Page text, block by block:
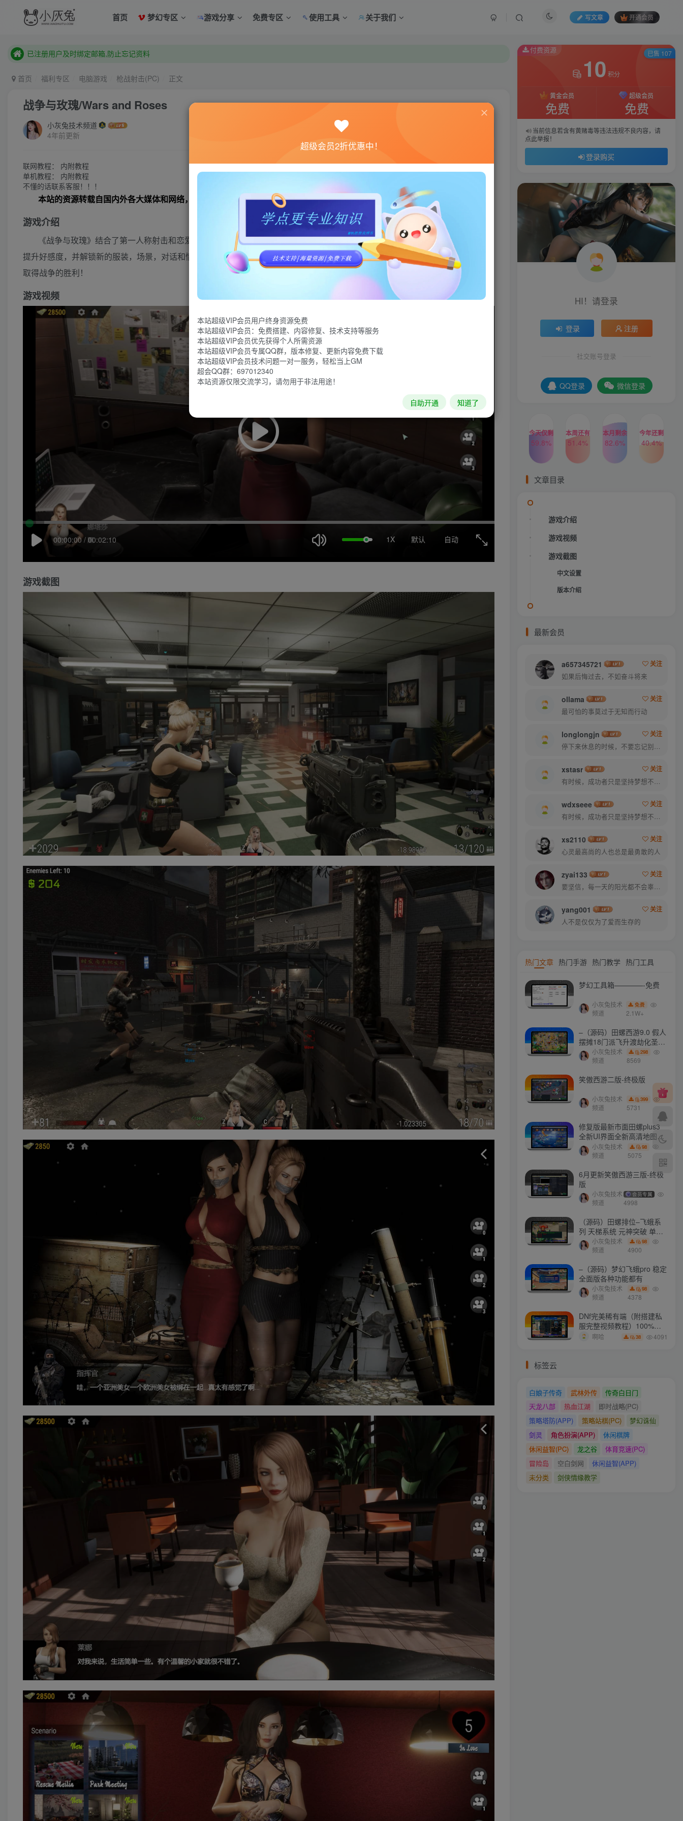
首页 梦幻专区 游戏分享 免费专区 使用工具 关于我们 写文章 开通会员
本站已开启QQ微信快速登录 ,拥有本站会员用户及时请问个人中心绑定！
本站已开启QQ微信快速登录 ,拥有本站会员用户及时请问个人中心绑定！
首页 福利专区 电脑游戏 枪战射击(PC) 正文
战争与玫瑰/Wars and Roses
小灰兔技术频道
4年前更新
联网教程： 内附教程
单机教程： 内附教程
不懂的话联系客服！！！
本站的资源转载自国内外各大媒体和网络，仅供试玩体验。如果您喜欢该游戏内容，请支持正版 →→→正版购买
游戏介绍
《战争与玫瑰》结合了第一人称射击和恋爱模拟。游戏中与你并肩作战的是一群美丽性感的女特种兵。你可以通过和她们约会来
提升好感度，并解锁新的服装，场景，对话和情节。每个女兵都有自己的喜好，性格和故事等着你去发掘！征服她们的心并带领她们
取得战争的胜利！
游戏视频
自动
1X 默认
00:00:00 / 00:02:10
游戏截图
付费资源
10 积分
黄金会员
免费
超级会员
免费
当前信息若含有黄赌毒等违法违规不良内容，请
点此举报！
登录购买
已售 107
HI！请登录
登录 注册
社交账号登录
QQ登录 微信登录
今天仅剩
59.8%
本周还有
51.4%
本月剩余
82.6%
今年还剩
40.4%
文章目录
游戏介绍
游戏视频
游戏截图
中文设置
版本介绍
最新会员
a657345721
关注
如果后悔过去，不如奋斗将来
ollama
关注
最可怕的事莫过于无知而行动
longlongjn
关注
停下来休息的时候，不要忘记别人还在奔跑
xstasr
关注
有时候，成功者只是坚持梦想不放弃的人
wdxseee
关注
有时候，成功者只是坚持梦想不放弃的人
xs2110
关注
心灵最高尚的人也总是最勇敢的人
zyai133
关注
要坚信，每一天的阳光都不会辜负自己的笑容
yang001
关注
人不是仅仅为了爱而生存的
热门文章 热门手游 热门教学 热门工具
梦幻工具箱————-免费
小灰兔技术
频道
免费
2.1W+
–（源码）田螺西游9.0 假人
摆摊18门派飞升渡劫化圣助
战最新BB谛听….
小灰兔技术
频道
298
8569
笑傲西游二版-终极版
小灰兔技术
频道
399
5731
修复版最新市面田螺plus3
全新UI界面全新高清地图18
门派 修复了后门ggeserver
打不开
小灰兔技术
频道
98
5075
6月更新笑傲西游三版-终极
版
小灰兔技术
频道
会员专属
4998
（源码）田螺排位–飞蛾系
列 天梯系统 元神突破 单机
免费 含GM工具
小灰兔技术
频道
98
4900
–（源码）梦幻飞蛾pro 稳定
全面版各种功能都有
小灰兔技术
频道
98
4378
DNf完美稀有端（附搭建私
服完整视频教程）100%可
搭建(附完美端升级补丁)
啊哈 38 4091
标签云
白娘子传奇 武林外传
传奇白日门
天龙八部
热血江湖
即时战略(PC)
策略塔防(APP)
策略站棋(PC)
梦幻诛仙
剑灵
角色扮演(APP)
休闲棋牌
休闲益智(PC)
龙之谷
体育竞速(PC)
冒险岛
空白剑网
休闲益智(APP)
未分类
剑侠情缘教学
超级会员2折优惠中！
本站超级VIP会员用户终身资源免费
本站超级VIP会员：免费搭建、内容修复、技术支持等服务
本站超级VIP会员优先获得个人所需资源
本站超级VIP会员专属QQ群，版本修复、更新内容免费下载
本站超级VIP会员技术问题一对一服务，轻松当上GM
超会QQ群：697012340
本站资源仅限交流学习，请勿用于非法用途！
自助开通 知道了